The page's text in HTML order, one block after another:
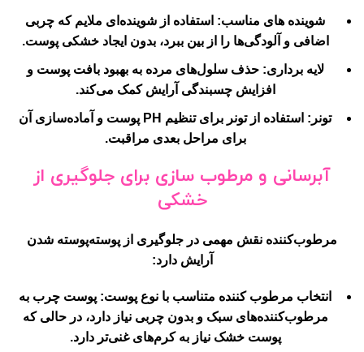
شوینده های مناسب: استفاده از شوینده‌ای ملایم که چربی
اضافی و آلودگی‌ها را از بین ببرد، بدون ایجاد خشکی پوست.
لایه برداری: حذف سلول‌های مرده به بهبود بافت پوست و
افزایش چسبندگی آرایش کمک می‌کند.
تونر:
استفاده از تونر برای تنظیم PH پوست و آماده‌سازی آن
برای مراحل بعدی مراقبت.
آبرسانی و مرطوب سازی برای جلوگیری از
خشکی
مرطوب‌کننده نقش مهمی در جلوگیری از پوسته‌پوسته شدن
آرایش دارد:
انتخاب مرطوب کننده متناسب با نوع پوست: پوست چرب به
مرطوب‌کننده‌های سبک و بدون چربی نیاز دارد، در حالی که
پوست خشک نیاز به کرم‌های غنی‌تر دارد.